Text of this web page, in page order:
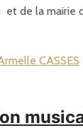
de la mairie